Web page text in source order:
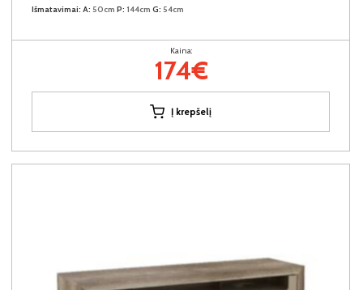
Išmatavimai: A: 50cm P: 144cm G: 54cm
Kaina:
174€
Į krepšelį